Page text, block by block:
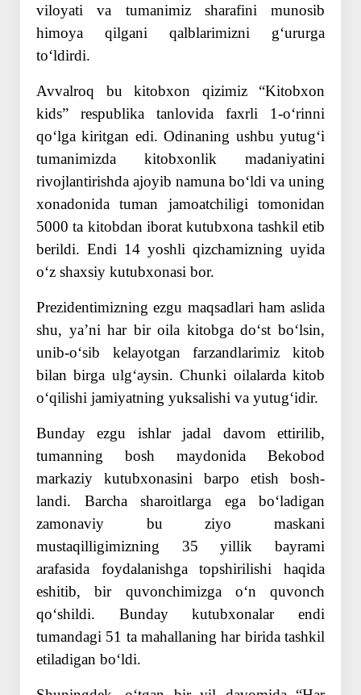
viloyati va tumanimiz sharafini munosib
himoya qilgani qalblarimizni gʻururga
toʻldirdi.
Avvalroq bu kitobxon qizimiz “Kitobxon
kids” respublika tanlovida faxrli 1-oʻrinni
qoʻlga kiritgan edi. Odinaning ushbu yutugʻi
tumanimizda kitobxonlik madaniyatini
rivojlantirishda ajoyib namuna boʻldi va uning
xonadonida tuman jamoatchiligi tomonidan
5000 ta kitobdan iborat kutubxona tashkil etib
berildi. Endi 14 yoshli qizchamizning uyida
oʻz shaxsiy kutubxonasi bor.
Prezidentimizning ezgu maqsadlari ham aslida
shu, yaʼni har bir oila kitobga doʻst boʻlsin,
unib-oʻsib kelayotgan farzandlarimiz kitob
bilan birga ulgʻaysin. Chunki oilalarda kitob
oʻqilishi jamiyatning yuksalishi va yutugʻidir.
Bunday ezgu ishlar jadal davom ettirilib,
tumanning bosh maydonida Bekobod
markaziy kutubxonasini barpo etish bosh­
landi. Barcha sharoitlarga ega boʻladigan
zamonaviy bu ziyo maskani
mustaqilligimizning 35 yillik bayrami
arafasida foydalanishga topshirilishi haqida
eshitib, bir quvonchimizga oʻn quvonch
qoʻshildi. Bunday kutubxonalar endi
tumandagi 51 ta mahallaning har birida tashkil
etiladigan boʻldi.